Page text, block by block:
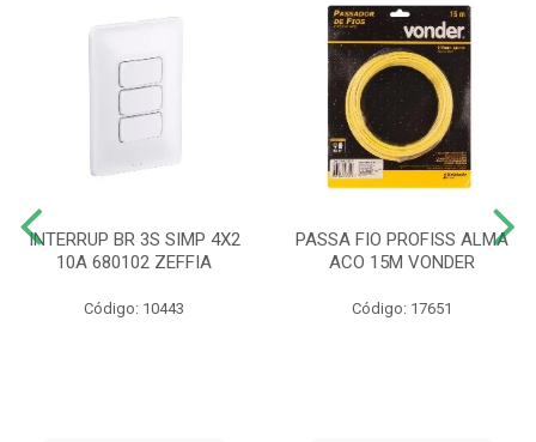
INTERRUP BR 3S SIMP 4X2
10A 680102 ZEFFIA
Código: 10443
PASSA FIO PROFISS ALMA
ACO 15M VONDER
Código: 17651